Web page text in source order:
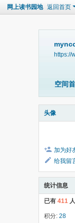
网上读书园地 返回首页
https://
空间
头像
加为好
给我留
统计信息
已有 411
积分: 28